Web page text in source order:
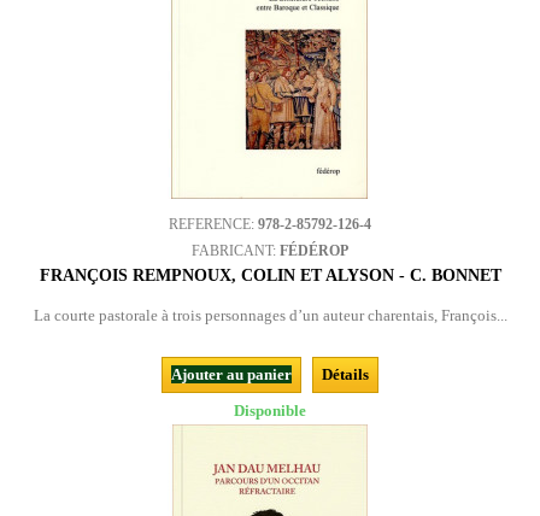
REFERENCE: 978-2-85792-126-4
FABRICANT: FÉDÉROP
FRANÇOIS REMPNOUX, COLIN ET ALYSON - C. BONNET
La courte pastorale à trois personnages d’un auteur charentais, François...
Ajouter au panier
Détails
Disponible